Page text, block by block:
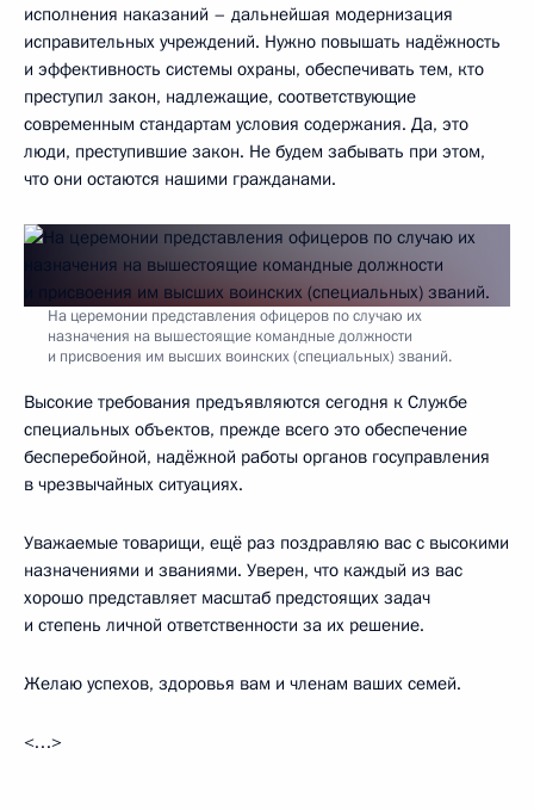
исполнения наказаний – дальнейшая модернизация
исправительных учреждений. Нужно повышать надёжность
и эффективность системы охраны, обеспечивать тем, кто
преступил закон, надлежащие, соответствующие
современным стандартам условия содержания. Да, это
люди, преступившие закон. Не будем забывать при этом,
что они остаются нашими гражданами.
На церемонии представления офицеров по случаю их
назначения на вышестоящие командные должности
и присвоения им высших воинских (специальных) званий.
Высокие требования предъявляются сегодня к Службе
специальных объектов, прежде всего это обеспечение
бесперебойной, надёжной работы органов госуправления
в чрезвычайных ситуациях.
Уважаемые товарищи, ещё раз поздравляю вас с высокими
назначениями и званиями. Уверен, что каждый из вас
хорошо представляет масштаб предстоящих задач
и степень личной ответственности за их решение.
Желаю успехов, здоровья вам и членам ваших семей.
<…>